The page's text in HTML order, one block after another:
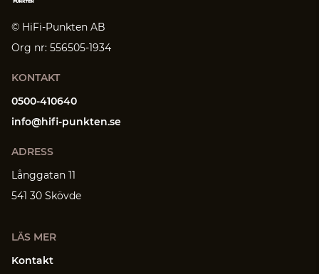
© HiFi-Punkten AB
Org nr: 556505-1934
KONTAKT
0500-410640
info@hifi-punkten.se
ADRESS
Långgatan 11
541 30 Skövde
LÄS MER
Kontakt